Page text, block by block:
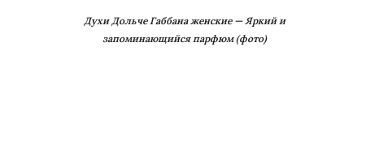
Духи Дольче Габбана женские — Яркий и
запоминающийся парфюм (фото)